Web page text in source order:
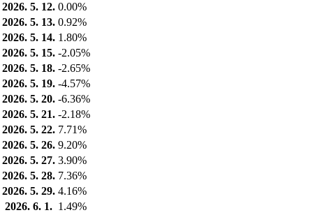
2026. 5. 12. 0.00%
2026. 5. 13. 0.92%
2026. 5. 14. 1.80%
2026. 5. 15. -2.05%
2026. 5. 18. -2.65%
2026. 5. 19. -4.57%
2026. 5. 20. -6.36%
2026. 5. 21. -2.18%
2026. 5. 22. 7.71%
2026. 5. 26. 9.20%
2026. 5. 27. 3.90%
2026. 5. 28. 7.36%
2026. 5. 29. 4.16%
2026. 6. 1. 1.49%